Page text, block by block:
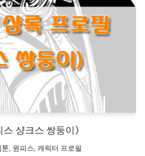
스 샹크스 쌍둥이)
툰, 원피스, 캐릭터 프로필